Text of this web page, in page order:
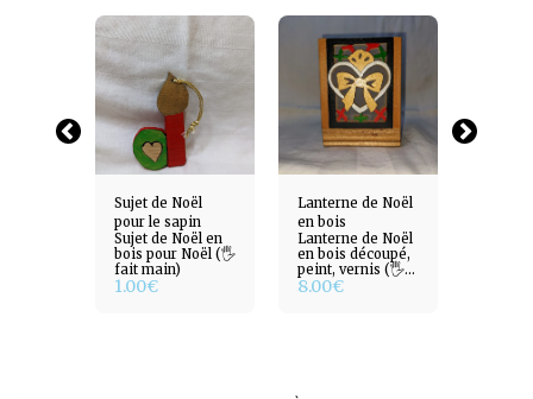
Sujet de Noël
pour le sapin
Sujet de Noël en
bois pour Noël (🖐️
fait main)
1.00€
Lanterne de Noël
en bois
Lanterne de Noël
en bois découpé,
peint, vernis (🖐️
fait main)
8.00€